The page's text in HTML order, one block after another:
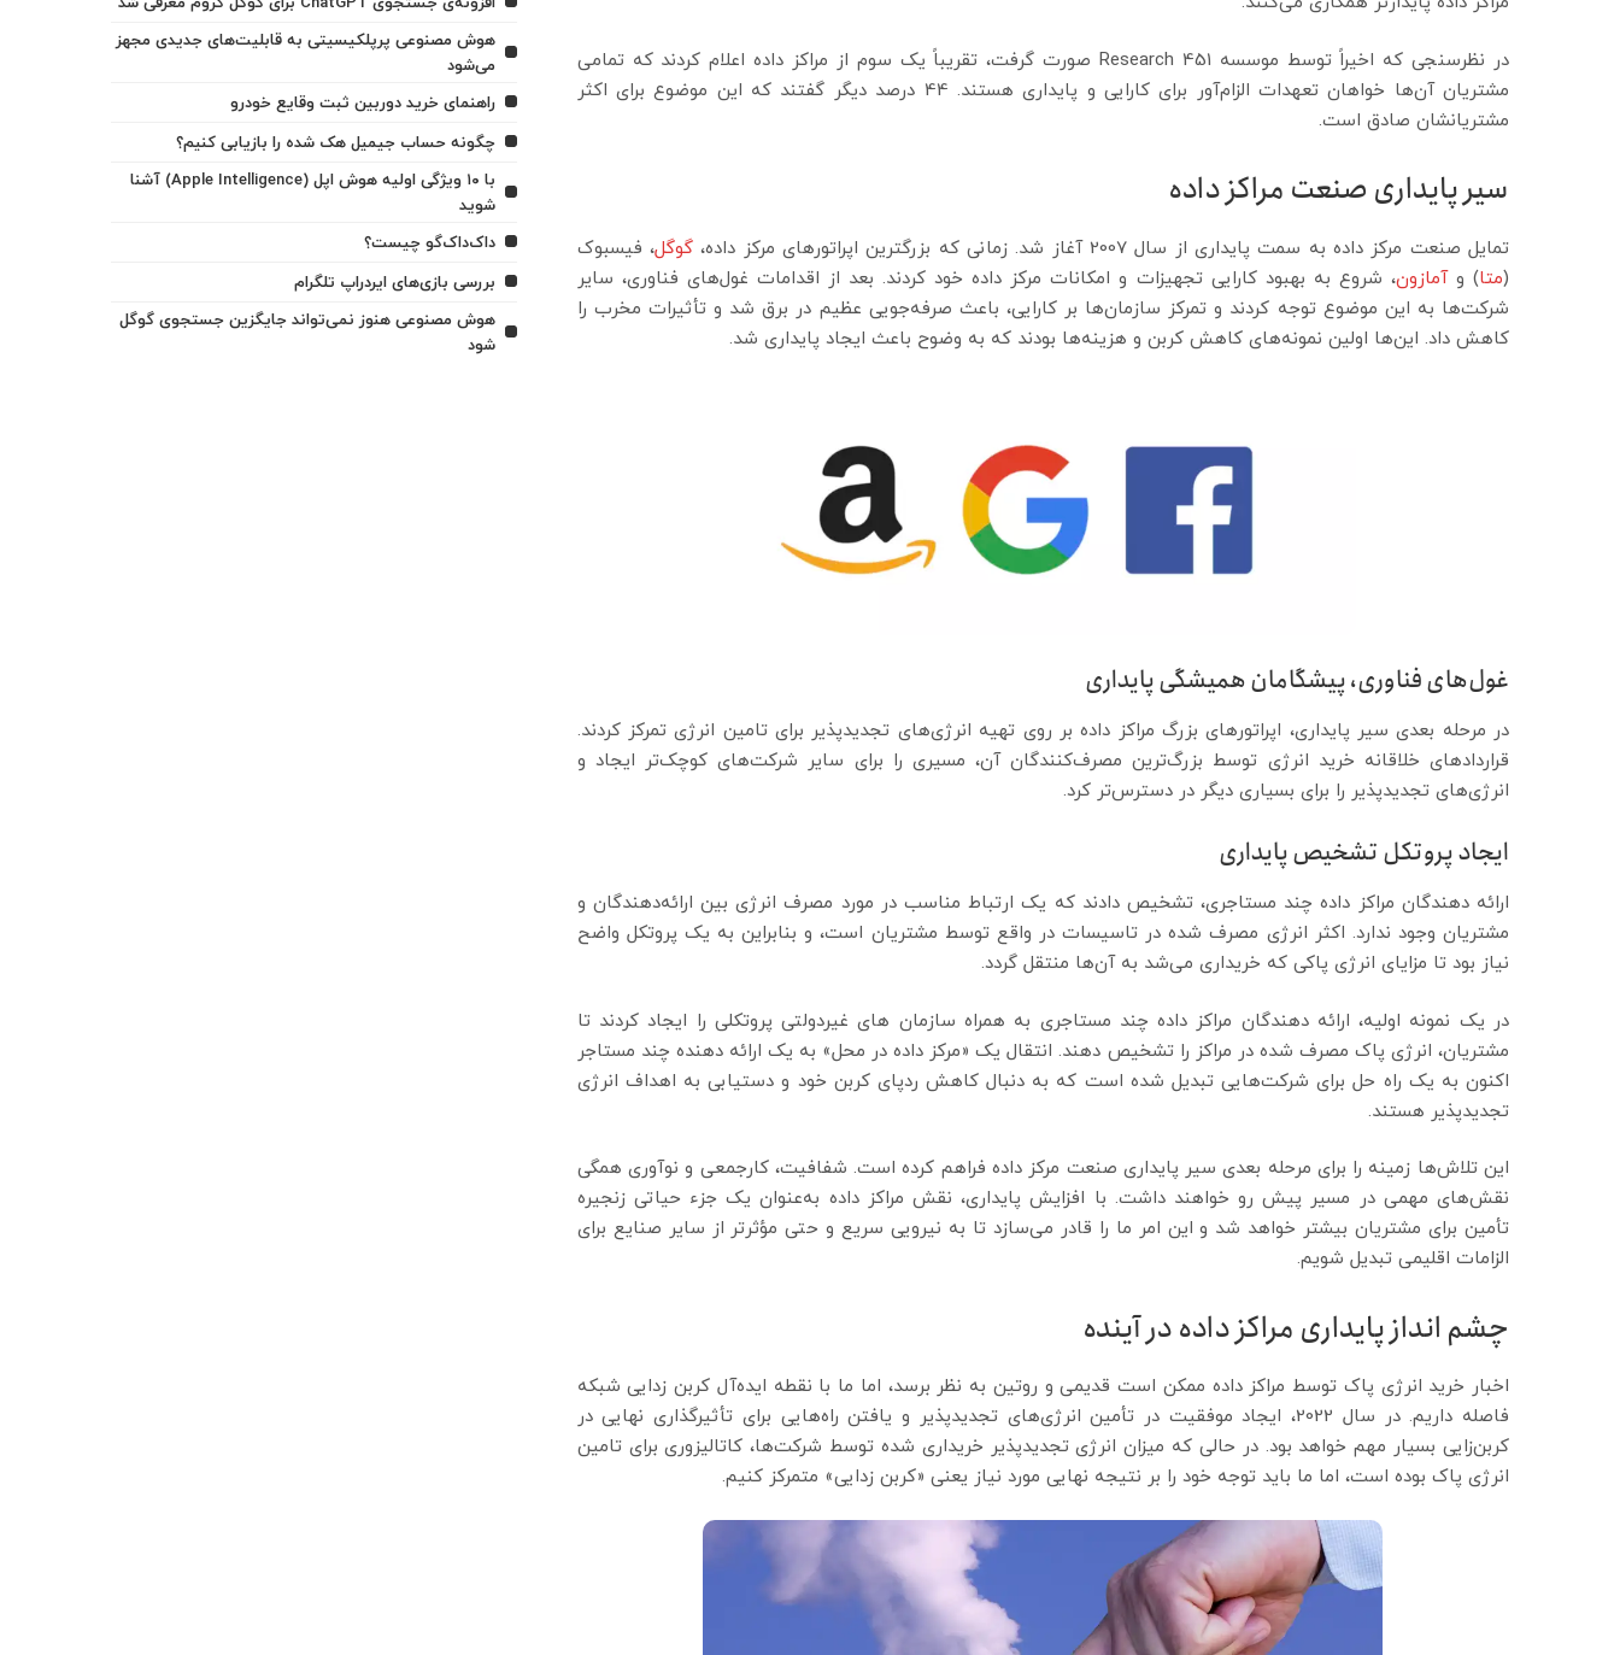
در نظرسنجی که اخیراً توسط موسسه 451 Research صورت گرفت، تقریباً یک سوم از مراکز داده اعلام کردند که تمامی
مشتریان آن‌ها خواهان تعهدات الزام‌آور برای کارایی و پایداری هستند. 44 درصد دیگر گفتند که این موضوع برای اکثر
مشتریانشان صادق است.
سیر پایداری صنعت مراکز داده
تمایل صنعت مرکز داده به سمت پایداری از سال 2007 آغاز شد. زمانی که بزرگترین اپراتورهای مرکز داده، گوگل، فیسبوک
(متا) و آمازون، شروع به بهبود کارایی تجهیزات و امکانات مرکز داده خود کردند. بعد از اقدامات غول‌های فناوری، سایر
شرکت‌ها به این موضوع توجه کردند و تمرکز سازمان‌ها بر کارایی، باعث صرفه‌جویی عظیم در برق شد و تأثیرات مخرب را
کاهش داد. این‌ها اولین نمونه‌های کاهش کربن و هزینه‌ها بودند که به وضوح باعث ایجاد پایداری شد.
غول‌های فناوری، پیشگامان همیشگی پایداری
در مرحله بعدی سیر پایداری، اپراتورهای بزرگ مراکز داده بر روی تهیه انرژی‌های تجدیدپذیر برای تامین انرژی تمرکز کردند.
قراردادهای خلاقانه خرید انرژی توسط بزرگ‌ترین مصرف‌کنندگان آن، مسیری را برای سایر شرکت‌های کوچک‌تر ایجاد و
انرژی‌های تجدیدپذیر را برای بسیاری دیگر در دسترس‌تر کرد.
ایجاد پروتکل تشخیص پایداری
ارائه دهندگان مراکز داده چند مستاجری، تشخیص دادند که یک ارتباط مناسب در مورد مصرف انرژی بین ارائه‌دهندگان و
مشتریان وجود ندارد. اکثر انرژی مصرف شده در تاسیسات در واقع توسط مشتریان است، و بنابراین به یک پروتکل واضح
نیاز بود تا مزایای انرژی پاکی که خریداری می‌شد به آن‌ها منتقل گردد.
در یک نمونه اولیه، ارائه دهندگان مراکز داده چند مستاجری به همراه سازمان های غیردولتی پروتکلی را ایجاد کردند تا
مشتریان، انرژی پاک مصرف شده در مراکز را تشخیص دهند. انتقال یک «مرکز داده در محل» به یک ارائه دهنده چند مستاجر
اکنون به یک راه حل برای شرکت‌هایی تبدیل شده است که به دنبال کاهش ردپای کربن خود و دستیابی به اهداف انرژی
تجدیدپذیر هستند.
این تلاش‌ها زمینه را برای مرحله بعدی سیر پایداری صنعت مرکز داده فراهم کرده است. شفافیت، کارجمعی و نوآوری همگی
نقش‌های مهمی در مسیر پیش رو خواهند داشت. با افزایش پایداری، نقش مراکز داده به‌عنوان یک جزء حیاتی زنجیره
تأمین برای مشتریان بیشتر خواهد شد و این امر ما را قادر می‌سازد تا به نیرویی سریع و حتی مؤثرتر از سایر صنایع برای
الزامات اقلیمی تبدیل شویم.
چشم انداز پایداری مراکز داده در آینده
اخبار خرید انرژی پاک توسط مراکز داده ممکن است قدیمی و روتین به نظر برسد، اما ما با نقطه ایده‌آل کربن زدایی شبکه
فاصله داریم. در سال 2022، ایجاد موفقیت در تأمین انرژی‌های تجدیدپذیر و یافتن راه‌هایی برای تأثیرگذاری نهایی در
کربن‌زایی بسیار مهم خواهد بود. در حالی که میزان انرژی تجدیدپذیر خریداری شده توسط شرکت‌ها، کاتالیزوری برای تامین
انرژی پاک بوده است، اما ما باید توجه خود را بر نتیجه نهایی مورد نیاز یعنی «کربن زدایی» متمرکز کنیم.
هوش مصنوعی پرپلکیسیتی به قابلیت‌های جدیدی مجهز
می‌شود
راهنمای خرید دوربین ثبت وقایع خودرو
چگونه حساب جیمیل هک شده را بازیابی کنیم؟
با ۱۰ ویژگی اولیه هوش اپل (Apple Intelligence) آشنا
شوید
داک‌داک‌گو چیست؟
بررسی بازی‌های ایردراپ تلگرام
هوش مصنوعی هنوز نمی‌تواند جایگزین جستجوی گوگل
شود